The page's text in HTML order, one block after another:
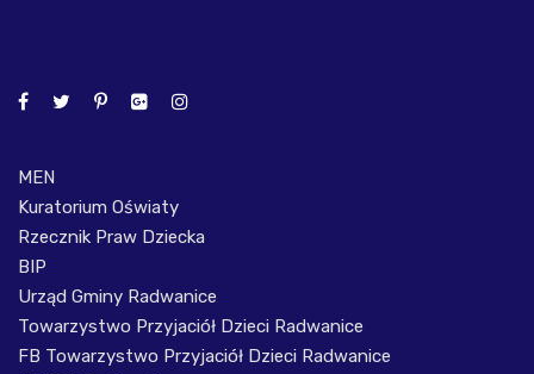
MEN
Kuratorium Oświaty
Rzecznik Praw Dziecka
BIP
Urząd Gminy Radwanice
Towarzystwo Przyjaciół Dzieci Radwanice
FB Towarzystwo Przyjaciół Dzieci Radwanice